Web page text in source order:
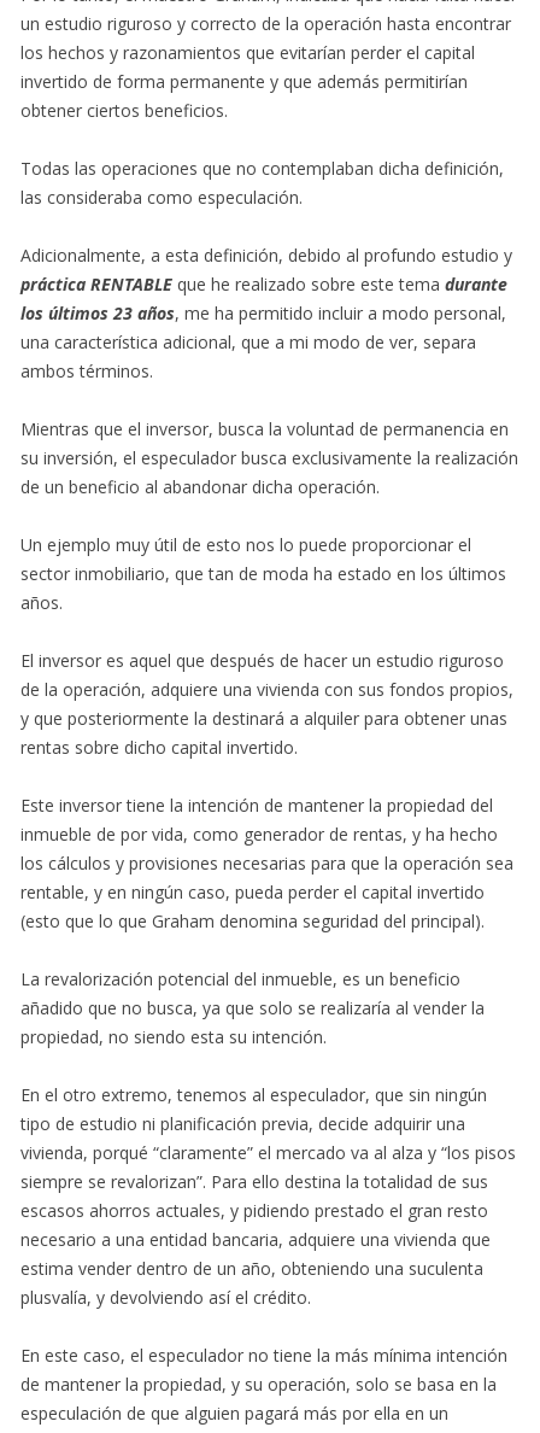
un estudio riguroso y correcto de la operación hasta encontrar
los hechos y razonamientos que evitarían perder el capital
invertido de forma permanente y que además permitirían
obtener ciertos beneficios.
Todas las operaciones que no contemplaban dicha definición,
las consideraba como especulación.
Adicionalmente, a esta definición, debido al profundo estudio y
práctica RENTABLE que he realizado sobre este tema durante
los últimos 23 años, me ha permitido incluir a modo personal,
una característica adicional, que a mi modo de ver, separa
ambos términos.
Mientras que el inversor, busca la voluntad de permanencia en
su inversión, el especulador busca exclusivamente la realización
de un beneficio al abandonar dicha operación.
Un ejemplo muy útil de esto nos lo puede proporcionar el
sector inmobiliario, que tan de moda ha estado en los últimos
años.
El inversor es aquel que después de hacer un estudio riguroso
de la operación, adquiere una vivienda con sus fondos propios,
y que posteriormente la destinará a alquiler para obtener unas
rentas sobre dicho capital invertido.
Este inversor tiene la intención de mantener la propiedad del
inmueble de por vida, como generador de rentas, y ha hecho
los cálculos y provisiones necesarias para que la operación sea
rentable, y en ningún caso, pueda perder el capital invertido
(esto que lo que Graham denomina seguridad del principal).
La revalorización potencial del inmueble, es un beneficio
añadido que no busca, ya que solo se realizaría al vender la
propiedad, no siendo esta su intención.
En el otro extremo, tenemos al especulador, que sin ningún
tipo de estudio ni planificación previa, decide adquirir una
vivienda, porqué “claramente” el mercado va al alza y “los pisos
siempre se revalorizan”. Para ello destina la totalidad de sus
escasos ahorros actuales, y pidiendo prestado el gran resto
necesario a una entidad bancaria, adquiere una vivienda que
estima vender dentro de un año, obteniendo una suculenta
plusvalía, y devolviendo así el crédito.
En este caso, el especulador no tiene la más mínima intención
de mantener la propiedad, y su operación, solo se basa en la
especulación de que alguien pagará más por ella en un